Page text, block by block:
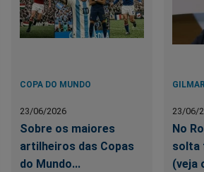
COPA DO MUNDO
23/06/2026
Sobre os maiores
artilheiros das Copas
do Mundo...
23/06/
No
solta
(veja